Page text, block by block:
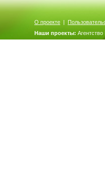
О проекте |
Наши проекты: